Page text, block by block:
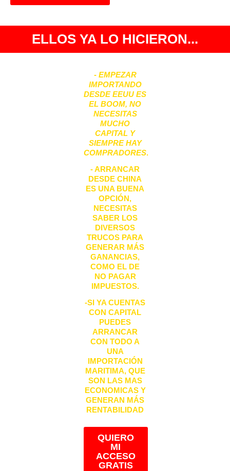
ELLOS YA LO HICIERON...
- EMPEZAR
IMPORTANDO
DESDE EEUU ES
EL BOOM, NO
NECESITAS
MUCHO
CAPITAL Y
SIEMPRE HAY
COMPRADORES.
- ARRANCAR
DESDE CHINA
ES UNA BUENA
OPCIÓN,
NECESITAS
SABER LOS
DIVERSOS
TRUCOS PARA
GENERAR MÁS
GANANCIAS,
COMO EL DE
NO PAGAR
IMPUESTOS.
-SI YA CUENTAS
CON CAPITAL
PUEDES
ARRANCAR
CON TODO A
UNA
IMPORTACIÓN
MARITIMA, QUE
SON LAS MAS
ECONOMICAS Y
GENERAN MÁS
RENTABILIDAD
QUIERO
MI
ACCESO
GRATIS